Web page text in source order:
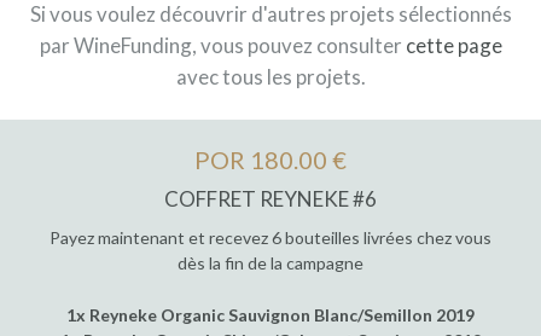
Si vous voulez découvrir d'autres projets sélectionnés
par WineFunding, vous pouvez consulter cette page
avec tous les projets.
POR 180.00 €
COFFRET REYNEKE #6
Payez maintenant et recevez 6 bouteilles livrées chez vous
dès la fin de la campagne
1x Reyneke Organic Sauvignon Blanc/Semillon 2019